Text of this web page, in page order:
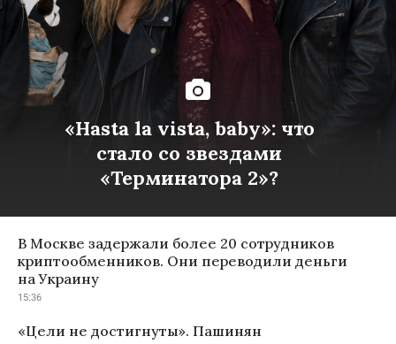
«Hasta la vista, baby»: что
стало со звездами
«Терминатора 2»?
В Москве задержали более 20 сотрудников
криптообменников. Они переводили деньги
на Украину
15:36
«Цели не достигнуты». Пашинян